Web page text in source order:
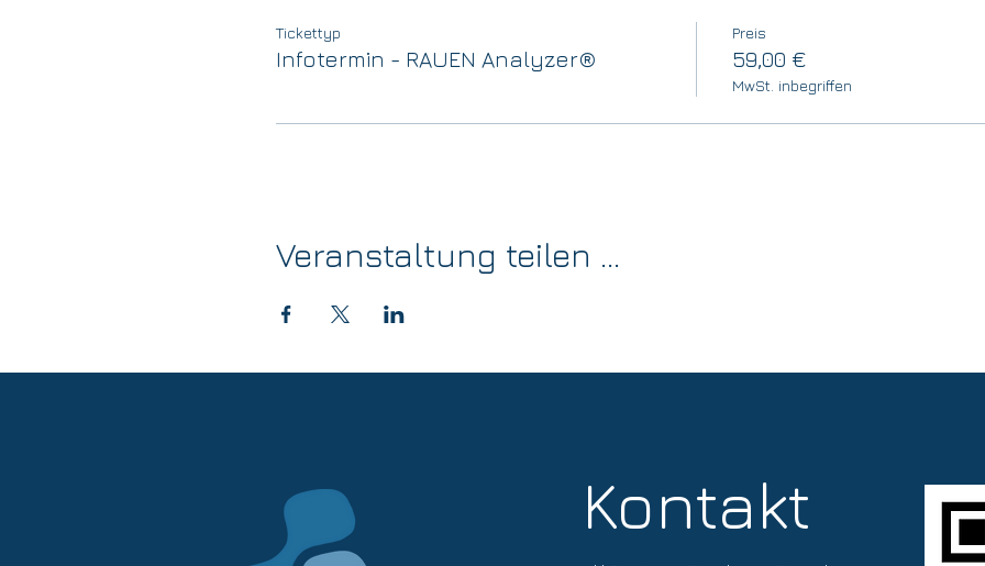
Tickettyp
Infotermin - RAUEN Analyzer®
Preis
59,00 €
MwSt. inbegriffen
Veranstaltung teilen ...
Kontakt